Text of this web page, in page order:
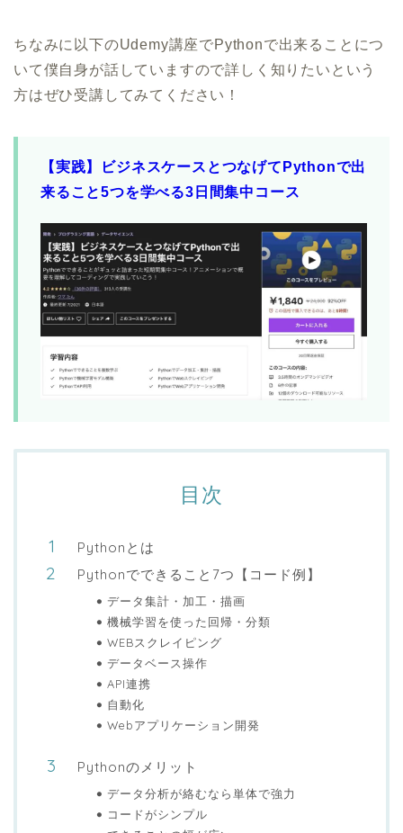
ちなみに以下のUdemy講座でPythonで出来ることにつ
いて僕自身が話していますので詳しく知りたいという
方はぜひ受講してみてください！
【実践】ビジネスケースとつなげてPythonで出
来ること5つを学べる3日間集中コース
目次
Pythonとは
Pythonでできること7つ【コード例】
データ集計・加工・描画
機械学習を使った回帰・分類
WEBスクレイピング
データベース操作
API連携
自動化
Webアプリケーション開発
Pythonのメリット
データ分析が絡むなら単体で強力
コードがシンプル